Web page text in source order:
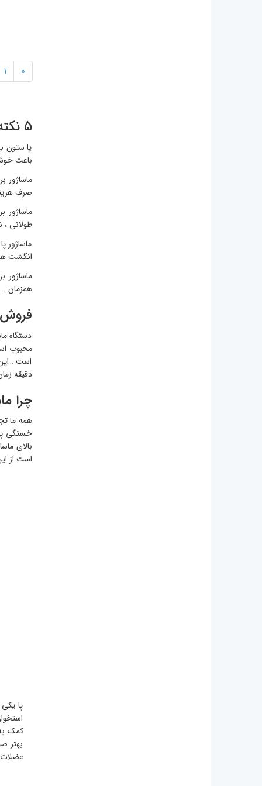
«
1
5 نکته طلایی برای خرید ماساژور پا برقی
پا ستون
باعث
ماساژور
صرف
ماساژور
طولانی
ماساژور
انگشت
ماساژور
همزمان .
فروش
دستگاه
محبوب
دقیقه
چرا
همه ما
خستگی پا
بالای
است از
پا
کمک
بهتر